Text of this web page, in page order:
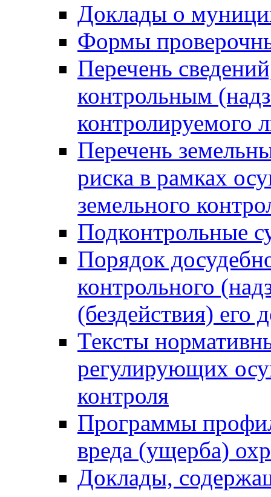
Доклады о
Формы
Перечень
контрольным
контролируемого
Перечень
риска в рамках
земельного
Подконтрольные
Порядок
контрольного
(бездействия)
Тексты
регулирующих
контроля
Программы
вреда (ущерба)
Доклады,